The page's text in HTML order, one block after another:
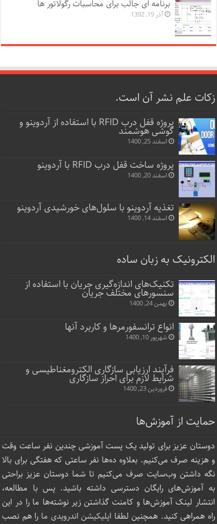
برنامه ای جالب برای محاسبات رگولاتور ها
آذر 19, 1392
زکات علم نشر آن است.
پروژه قفل‌ درب RFID با استفاده از آردوینو و
گوشی هوشمند
اسفند 25, 1400
پروژه ساخت قفل‌ درب RFID با آردوینو
اسفند 20, 1400
تغذیه آردوینو با سلول‌های خورشیدی آردوینو
اسفند 14, 1400
الکترونیک به زبان ساده
تکنیک‌های اندازه‌گیری جریان با استفاده از
سنسورهای مختلف جریان
بهمن 24, 1400
انواع ترانسفورمرها و کاربرد آنها
شهریور 10, 1400
فرآیند ارزیابی سازگاری الکترومغناطیسی و
شرایط لازم برای احراز سازگاری
فروردین 23, 1400
حمایت از آموزش‌ها
دوستان عزیز برای تولید یک پست آموزشی چندین نفر ساعت‌ وقت
و هزینه صرف می‌کنیم. بعلاوه ده‌ها نفر ساعتی که هفتگی برای بالا
نگه داشتن وب‌سایت صرف ‌می‌کنیم تا شما دوستان عزیز براحتی
به آموزش‌های رایگان دسترسی داشته باشید. پس با مطالعه،
انتشار لینک‌ آموزش‌ها و کامنت گذاشتن زیر نوشته‌‌ها ما را در این
راه همراهی کنید. همچنین لطفا اپلیکیشن اندرویدی ما را هم نصب